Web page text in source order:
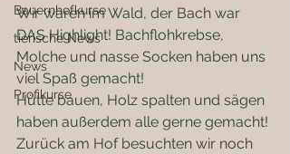
Bauernhofkurse
tierische News
News
Profikurse
Wir waren im Wald, der Bach war
DAS Highlight! Bachflohkrebse,
Molche und nasse Socken haben uns
viel Spaß gemacht!
Hütte bauen, Holz spalten und sägen
haben außerdem alle gerne gemacht!
Zurück am Hof besuchten wir noch